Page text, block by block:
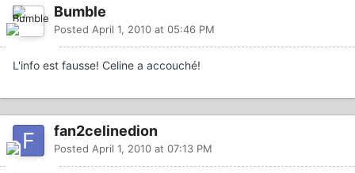
Bumble
Posted April 1, 2010 at 05:46 PM
L'info est fausse! Celine a accouché!
fan2celinedion
Posted April 1, 2010 at 07:13 PM